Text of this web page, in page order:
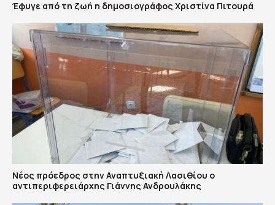
Έφυγε από τη ζωή η δημοσιογράφος Χριστίνα Πιτουρά
Νέος πρόεδρος στην Αναπτυξιακή Λασιθίου ο
αντιπεριφερειάρχης Γιάννης Ανδρουλάκης